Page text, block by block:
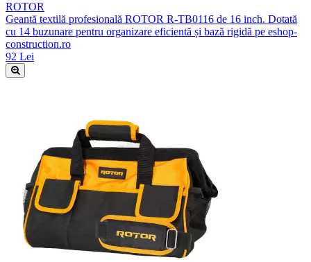
ROTOR
Geantă textilă profesională ROTOR R-TB0116 de 16 inch. Dotată
cu 14 buzunare pentru organizare eficientă și bază rigidă pe eshop-
construction.ro
92 Lei